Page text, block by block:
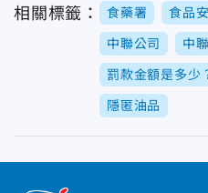
相關標籤： 食藥署 食品
中聯公司 中
罰款金額是多少
隱匿油品